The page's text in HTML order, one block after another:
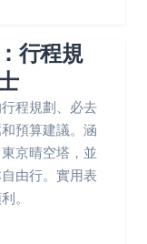
行程規
程規劃、必去
預算建議。涵
京晴空塔，並
由行。實用表
。